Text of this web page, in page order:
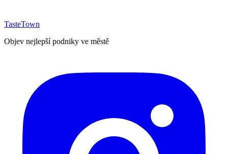
TasteTown
Objev nejlepší podniky ve městě